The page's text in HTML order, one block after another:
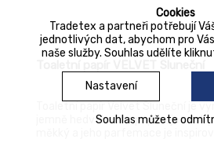
Cookies
Tradetex a partneři potřebují
jednotlivých dat, abychom pro
naše služby. Souhlas udělíte
Nastavení
Souhlas můžete
jemně hedvábného papíru, je